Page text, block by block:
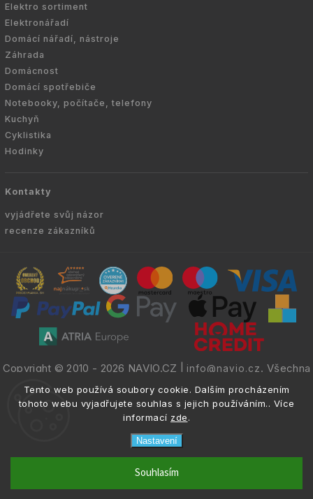
Tento web používá soubory cookie. Dalším procházením
tohoto webu vyjadřujete souhlas s jejich používáním.. Více
informací zde.
Nastavení
Souhlasím
Elektro sortiment
Elektronářadí
Domácí nářadí, nástroje
Záhrada
Domácnost
Domácí spotřebiče
Notebooky, počítače, telefony
Kuchyň
Cyklistika
Hodinky
Kontakty
vyjádřete svůj názor
recenze zákazníků
Copyright © 2010 - 2026 NAVIO.CZ info@navio.cz. Všechna
práva vyhrazena.